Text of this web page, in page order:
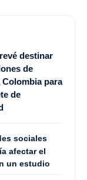
destinar
de
Colombia para
de
sociales
afectar el
un estudio